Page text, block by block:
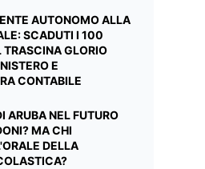
AUTONOMO ALLA
SCADUTI I 100
TRASCINA GLORIO
E
CONTABILE
ARUBA NEL FUTURO
MA CHI
DELLA